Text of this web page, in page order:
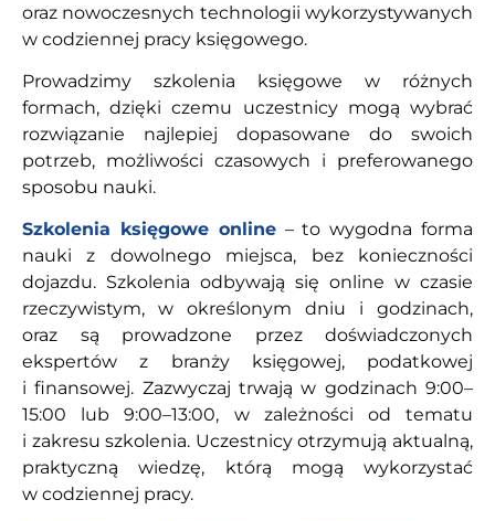
oraz nowoczesnych technologii wykorzystywanych
w codziennej pracy księgowego.
Prowadzimy szkolenia księgowe w różnych
formach, dzięki czemu uczestnicy mogą wybrać
rozwiązanie najlepiej dopasowane do swoich
potrzeb, możliwości czasowych i preferowanego
sposobu nauki.
Szkolenia księgowe online– to wygodna forma
nauki z dowolnego miejsca, bez konieczności
dojazdu. Szkolenia odbywają się online w czasie
rzeczywistym, w określonym dniu i godzinach,
oraz są prowadzone przez doświadczonych
ekspertów z branży księgowej, podatkowej
i finansowej. Zazwyczaj trwają w godzinach 9:00–
15:00 lub 9:00–13:00, w zależności od tematu
i zakresu szkolenia. Uczestnicy otrzymują aktualną,
praktyczną wiedzę, którą mogą wykorzystać
w codziennej pracy.